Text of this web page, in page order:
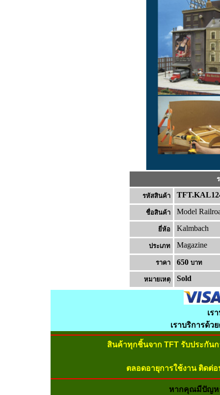
รหัสสินค้า
ชื่อสินค้า Model
ยี่ห้อ Kalmbach
ประเภท Magazine
ราคา 650 บาท
หมายเหต Sold
เร
เราบริการด้ว
สินค้าทุกชิ้นจาก TFT รับประกัน
ตลอดอายุการใช้งาน ติดต่
หากคุณมีปัญห